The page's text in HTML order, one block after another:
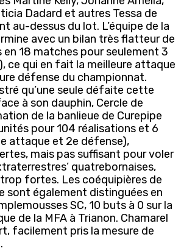
Dadard et autres Tessa de
au-dessus du lot. L’équipe de la
avec un bilan très flatteur de
en 18 matches pour seulement 3
ce qui en fait la meilleure attaque
défense du championnat.
qu’une seule défaite cette
à son dauphin, Cercle de
de la banlieue de Curepipe
pour 104 réalisations et 6
attaque et 2e défense),
mais pas suffisant pour voler
quatrebornaises,
fortes. Les coéquipières de
sont également distinguées en
SC, 10 buts à 0 sur la
de la MFA à Trianon. Chamarel
facilement pris la mesure de